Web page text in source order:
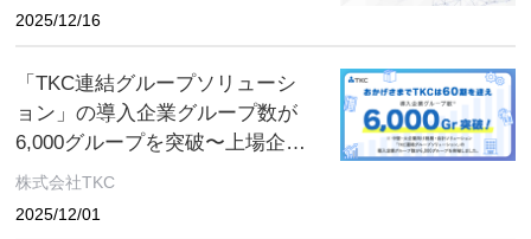
2025/12/16
「TKC連結グループソリューシ
ョン」の導入企業グループ数が
6,000グループを突破〜上場企業
を中心に、グループ経理業務の
株式会社TKC
2025/12/01